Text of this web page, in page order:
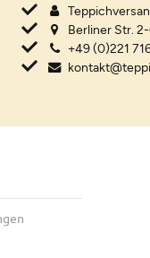
Berliner Str.
+49 (0)221